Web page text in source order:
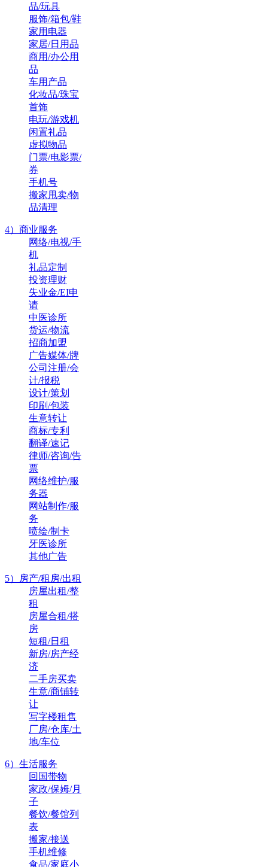
品/玩具
服饰/箱包/鞋
家用电器
家居/日用品
商用/办公用
品
车用产品
化妆品/珠宝
首饰
电玩/游戏机
闲置礼品
虚拟物品
门票/电影票/
券
手机号
搬家甩卖/物
品清理
4）商业服务
网络/电视/手
机
礼品定制
投资理财
失业金/EI申
请
中医诊所
货运/物流
招商加盟
广告媒体/牌
公司注册/会
计/报税
设计/策划
印刷/包装
生意转让
商标/专利
翻译/速记
律师/咨询/告
票
网络维护/服
务器
网站制作/服
务
喷绘/制卡
牙医诊所
其他广告
5）房产/租房/出租
房屋出租/整
租
房屋合租/搭
房
短租/日租
新房/房产经
济
二手房买卖
生意/商铺转
让
写字楼租售
厂房/仓库/土
地/车位
6）生活服务
回国带物
家政/保姆/月
子
餐饮/餐馆列
表
搬家/接送
手机维修
食品/家庭小